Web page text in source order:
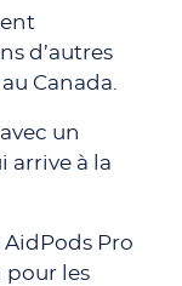
d’autres
Canada.
un
arrive à la
Pro
pour les